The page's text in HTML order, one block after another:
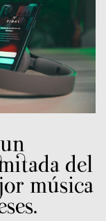
del
música